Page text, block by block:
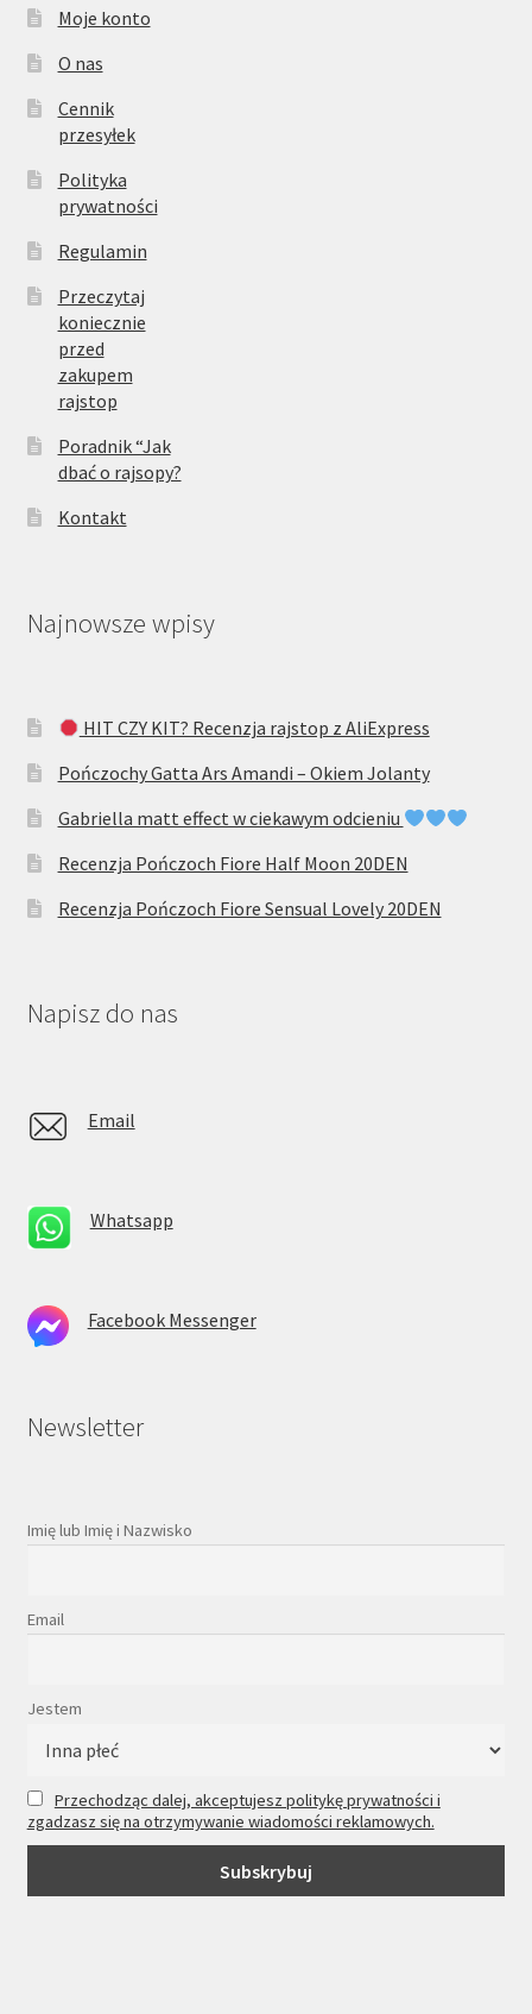
Moje konto
O nas
Cennik
przesyłek
Polityka
prywatności
Regulamin
Przeczytaj
koniecznie
przed
zakupem
rajstop
Poradnik “Jak
dbać o rajsopy?
Kontakt
Najnowsze wpisy
HIT CZY KIT? Recenzja rajstop z AliExpress
Pończochy Gatta Ars Amandi – Okiem Jolanty
Gabriella matt effect w ciekawym odcieniu
Recenzja Pończoch Fiore Half Moon 20DEN
Recenzja Pończoch Fiore Sensual Lovely 20DEN
Napisz do nas
Email
Whatsapp
Facebook Messenger
Newsletter
Imię lub Imię i Nazwisko
Email
Jestem
Przechodząc dalej, akceptujesz politykę prywatności i
zgadzasz się na otrzymywanie wiadomości reklamowych.